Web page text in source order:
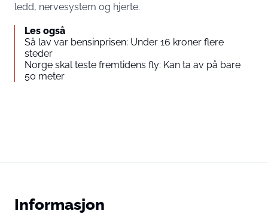
ledd, nervesystem og hjerte.
Les også
Så lav var bensinprisen: Under 16 kroner flere
steder
Norge skal teste fremtidens fly: Kan ta av på bare
50 meter
Informasjon